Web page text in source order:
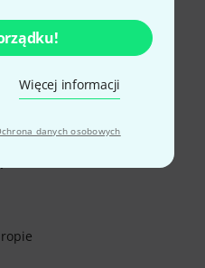
Więcej informacji
danych osobowych
pieniędzy